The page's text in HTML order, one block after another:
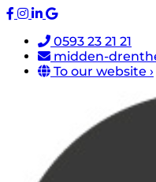
0593 23 21 21
midden-
To our website ›